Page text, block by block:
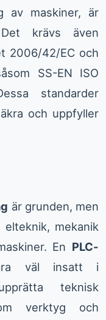
av maskiner, är
krävs även
2006/42/EC och
SS-EN ISO
standarder
och uppfyller
är grunden, men
mekanik
En PLC-
väl insatt i
teknisk
verktyg och